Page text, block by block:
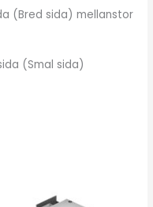
(Bred sida) mellanstor
(Smal sida)